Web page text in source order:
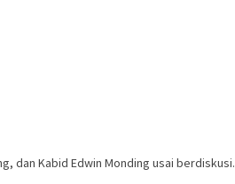
dan Kabid Edwin Monding usai berdiskusi.